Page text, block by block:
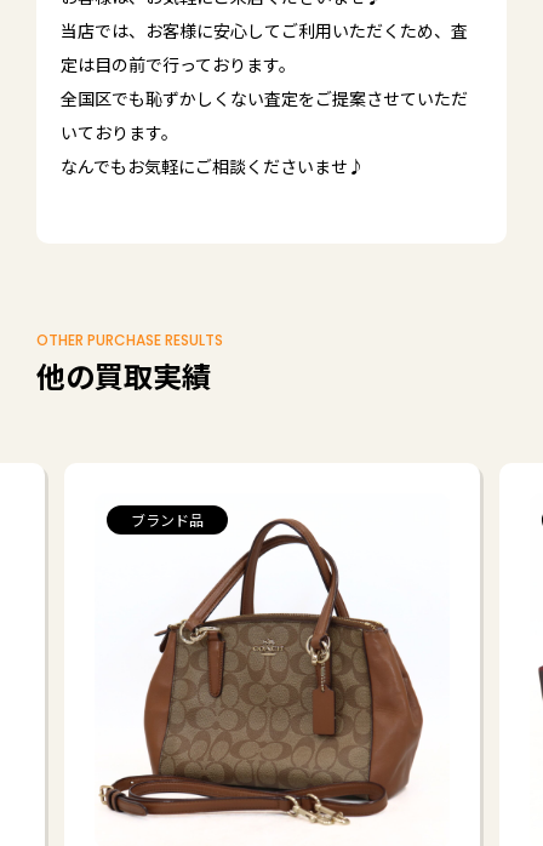
当店では、お客様に安心してご利用いただくため、査
定は目の前で行っております。
全国区でも恥ずかしくない査定をご提案させていただ
いております。
なんでもお気軽にご相談くださいませ♪
OTHER PURCHASE RESULTS
他の買取実績
ブランド品